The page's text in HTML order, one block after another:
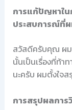
การแก้ปัญหาใ
ประสบการณ์ที่
สวัสดีครับคุณ ผม
นั้นเป็นเรื่องที่ท้า
นะครับ ผมตั้งใจ
การสรุปผลกา